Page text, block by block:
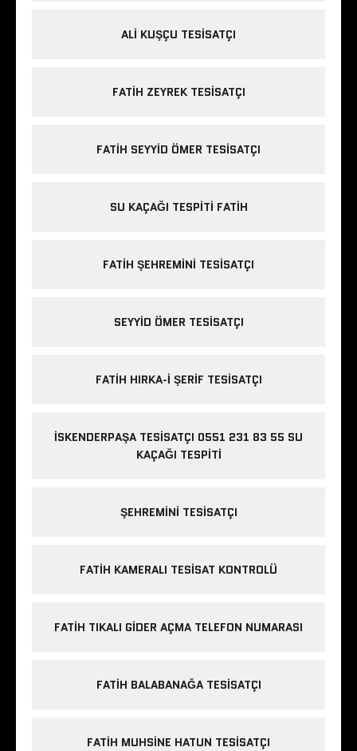
ALI KUŞÇU TESISATÇI
FATIH ZEYREK TESISATÇI
FATIH SEYYID ÖMER TESISATÇI
SU KAÇAĞI TESPITI FATIH
FATIH ŞEHREMINI TESISATÇI
SEYYID ÖMER TESISATÇI
FATIH HIRKA-I ŞERIF TESISATÇI
İSKENDERPAŞA TESISATÇI 0551 231 83 55 SU
KAÇAĞI TESPITI
ŞEHREMINI TESISATÇI
FATIH KAMERALI TESISAT KONTROLÜ
FATIH TIKALI GIDER AÇMA TELEFON NUMARASI
FATIH BALABANAĞA TESISATÇI
FATIH MUHSINE HATUN TESISATÇI